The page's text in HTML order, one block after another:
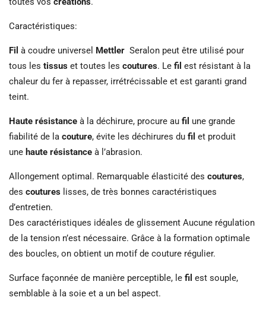
Caractéristiques:
Fil à coudre universel Mettler Seralon peut être utilisé pour
tous les tissus et toutes les coutures. Le fil est résistant à la
chaleur du fer à repasser, irrétrécissable et est garanti grand
teint.
Haute résistance à la déchirure, procure au fil une grande
fiabilité de la couture, évite les déchirures du fil et produit
une haute résistance à l’abrasion.
Allongement optimal. Remarquable élasticité des coutures,
des coutures lisses, de très bonnes caractéristiques
d’entretien.
Des caractéristiques idéales de glissement Aucune régulation
de la tension n’est nécessaire. Grâce à la formation optimale
des boucles, on obtient un motif de couture régulier.
Surface façonnée de manière perceptible, le fil est souple,
semblable à la soie et a un bel aspect.